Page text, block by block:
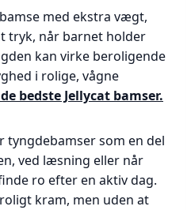
med ekstra vægt,
tryk, når barnet holder
kan virke beroligende
i rolige, vågne
bedste Jellycat bamser.
som en del
ved læsning eller når
ro efter en aktiv dag.
kram, men uden at